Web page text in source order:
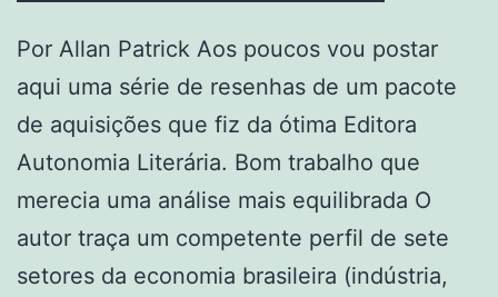
Por Allan Patrick Aos poucos vou postar
aqui uma série de resenhas de um pacote
de aquisições que fiz da ótima Editora
Autonomia Literária. Bom trabalho que
merecia uma análise mais equilibrada O
autor traça um competente perfil de sete
setores da economia brasileira (indústria,